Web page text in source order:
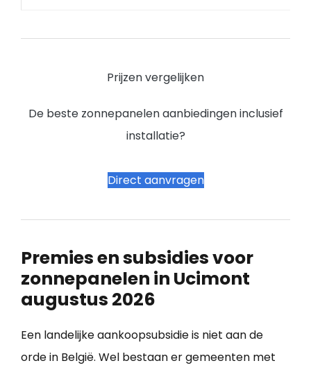
Prijzen vergelijken
De beste zonnepanelen aanbiedingen inclusief
installatie?
Direct aanvragen
Premies en subsidies voor
zonnepanelen in Ucimont
augustus 2026
Een landelijke aankoopsubsidie is niet aan de
orde in België. Wel bestaan er gemeenten met